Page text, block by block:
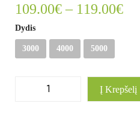
109.00€– 119.00€
Dydis
3000 4000 5000
Į Krepšelį